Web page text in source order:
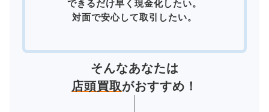
できるだけ早く現金化したい。
対面で安心して取引したい。
そんなあなたは
店頭買取がおすすめ！